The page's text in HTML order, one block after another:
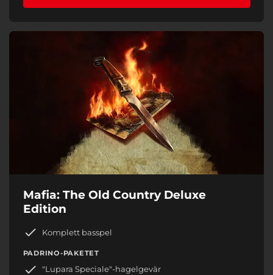
Mafia: The Old Country Deluxe
Edition
Komplett basspel
PADRINO-PAKETET
"Lupara Speciale"-hagelgevär